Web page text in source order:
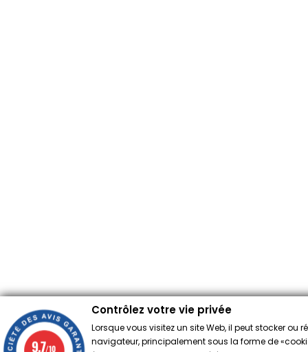
Contrôlez votre vie privée
Lorsque vous visitez un site Web, il peut stocker ou
navigateur, principalement sous la forme de
9.7/10